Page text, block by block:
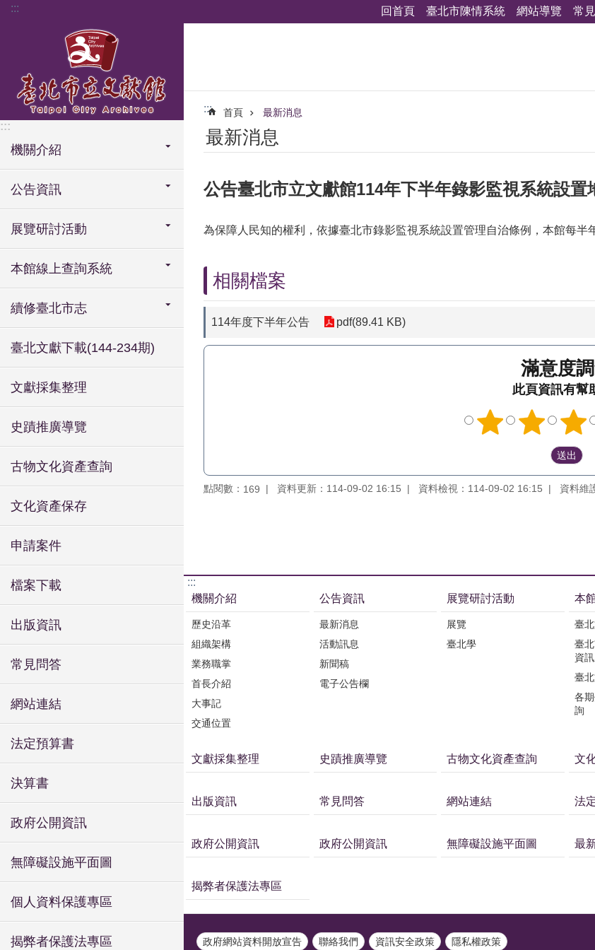
跳到主要內容區塊
::: 回首頁 臺北市陳情系統 網站導覽 常
:::
機關介紹
公告資訊
展覽研討活動
本館線上查詢系統
續修臺北市志
臺北文獻下載(144-234期)
文獻採集整理
史蹟推廣導覽
古物文化資產查詢
文化資產保存
申請案件
檔案下載
出版資訊
常見問答
網站連結
法定預算書
決算書
政府公開資訊
無障礙設施平面圖
個人資料保護專區
揭弊者保護法專區
::: 首頁 最新消息
最新消息
公告臺北市立文獻館114年下半年錄影監視系統設置
為保障人民知的權利，依據臺北市錄影監視系統設置管理自治條例，本館每半
相關檔案
114年度下半年公告 pdf(89.41 KB)
滿意度
此頁資訊有幫
點閱數： 169 資料更新：114-09-02 16:15 資料檢視：114-09-02 16:15 資料維
:::
機關介紹
歷史沿革
組織架構
業務職掌
首長介紹
大事記
交通位置
公告資訊
最新消息
活動訊息
新聞稿
電子公告欄
展覽研討活動
展覽
臺北學
本
臺
臺
資
臺
各
詢
文獻採集整理 史蹟推廣導覽 古物文化資產查詢 文
出版資訊 常見問答 網站連結 法
政府公開資訊 政府公開資訊 無障礙設施平面圖 最
揭弊者保護法專區
政府網站資料開放宣告 聯絡我們 資訊安全政策 隱私權政策